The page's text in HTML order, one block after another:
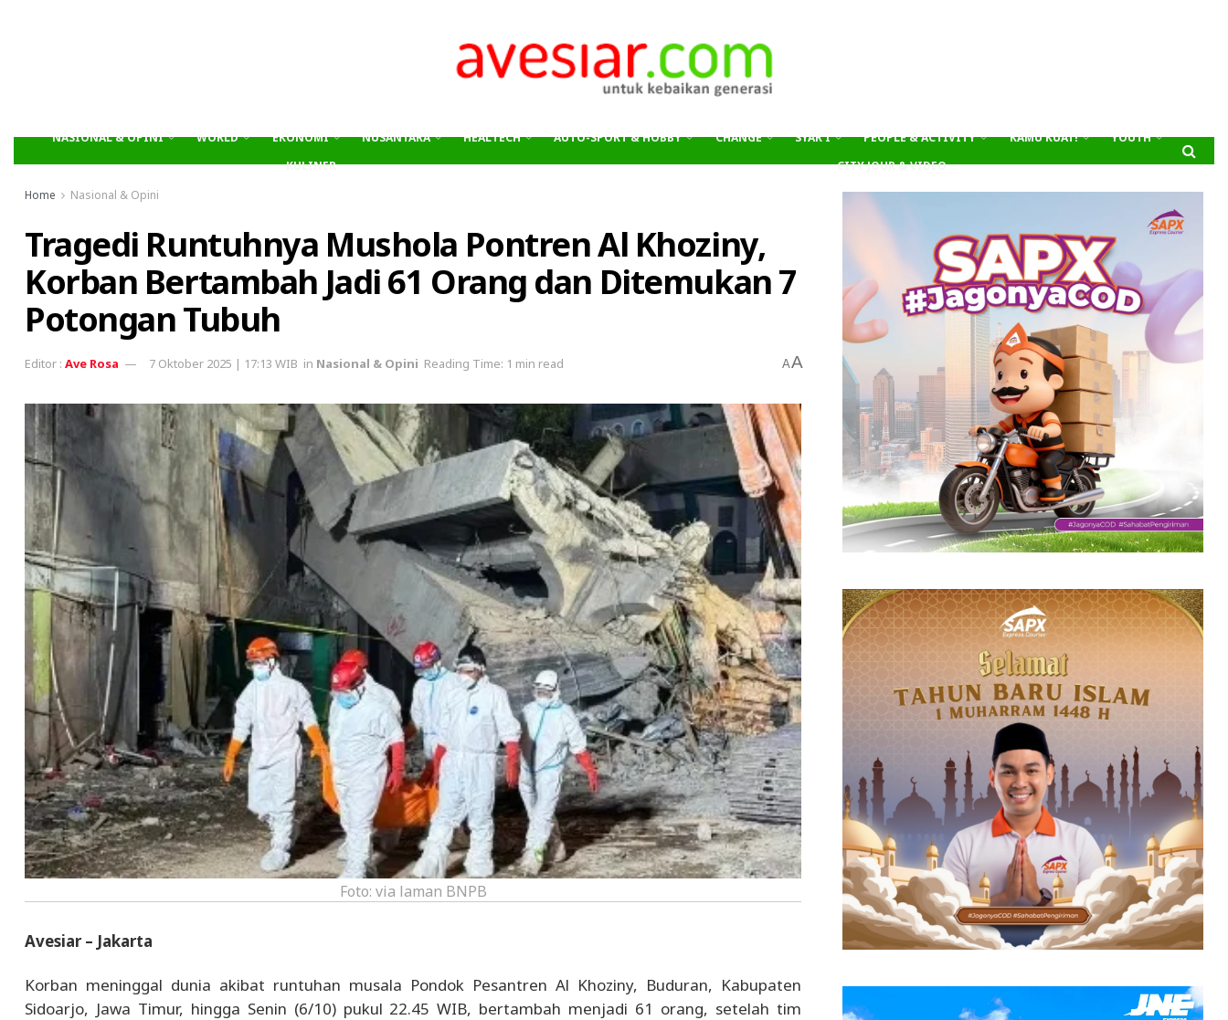
NASIONAL & OPINI WORLD EKONOMI NUSANTARA HEALTECH AUTO-SPORT & HOBBY CHANGE SYAR’I PEOPLE & ACTIVITY KAMU KUAT!
YOUTH
KULINER
CITY JOUR & VIDEO
Home
Nasional & Opini
Tragedi Runtuhnya Mushola Pontren Al Khoziny,
Korban Bertambah Jadi 61 Orang dan Ditemukan 7
Potongan Tubuh
Ave Rosa 7 Oktober 2025 | 17:13 WIB in Nasional & Opini Reading Time: 1 min read AA
Foto: via laman BNPB
Avesiar – Jakarta
Korban meninggal dunia akibat runtuhan musala Pondok Pesantren Al Khoziny, Buduran, Kabupaten
Sidoarjo, Jawa Timur, hingga Senin (6/10) pukul 22.45 WIB, bertambah menjadi 61 orang, setelah tim